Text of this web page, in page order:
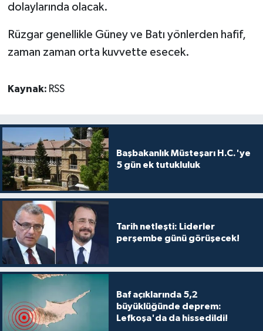
dolaylarında olacak.
Rüzgar genellikle Güney ve Batı yönlerden hafif,
zaman zaman orta kuvvette esecek.
Kaynak: RSS
Başbakanlık Müsteşarı H.C.'ye
5 gün ek tutukluluk
Tarih netleşti: Liderler
perşembe günü görüşecek!
Baf açıklarında 5,2
büyüklüğünde deprem:
Lefkoşa'da da hissedildi!
SİYASET
SPOR
TEKNOLOJİ
TİCARET
YAŞAM